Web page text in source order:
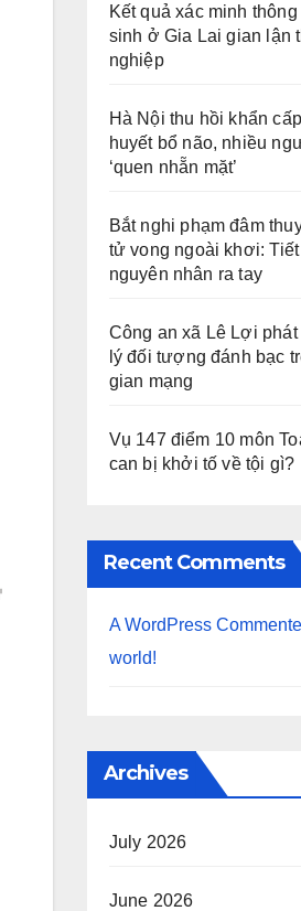
Kết quả xác minh
sinh ở Gia Lai gian lận
nghiệp
Hà Nội thu hồi khẩn
huyết bổ não, nhiều
‘quen nhẵn mặt’
Bắt nghi phạm đâm
tử vong ngoài khơi:
nguyên nhân ra tay
Công an xã Lê Lợi
lý đối tượng đánh bạc
gian mạng
Vụ 147 điểm 10 môn
can bị khởi tố về tội gì?
Recent Comments
A WordPress
world!
Archives
July 2026
June 2026